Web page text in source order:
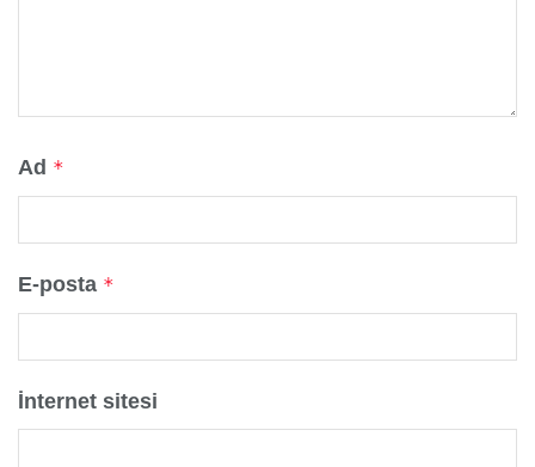
Ad *
E-posta *
İnternet sitesi